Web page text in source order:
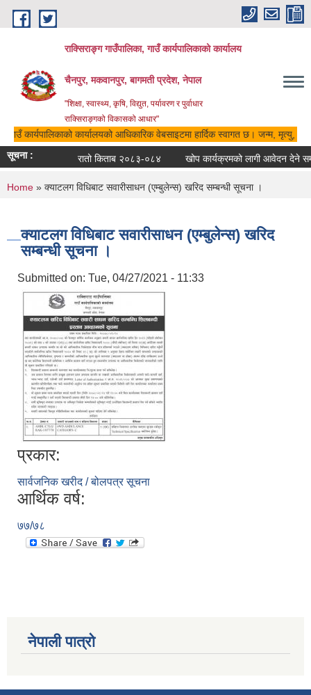
Skip to main content
राक्सिराङ्ग गाउँपालिका, गाउँ कार्यपालिकाको कार्यालय
चैनपुर, मकवानपुर, बागमती प्रदेश, नेपाल
"शिक्षा, स्वास्थ्य, कृषि, विद्युत, पर्यावरण र पुर्वाधार
राक्सिराङ्गको विकासको आधार"
गाउँ कार्यपालिकाको कार्यालयको आधिकारिक वेबसाइटमा हार्दिक स्वागत छ। जन्म, मृत्यु,
सूचना :
रातो किताब २०८३-०८४ खोप कार्यक्रमको लागी आवेदन देने
You are here
Home » क्याटलग विधिबाट सवारीसाधन (एम्बुलेन्स) खरिद सम्बन्धी सूचना ।
क्याटलग विधिबाट सवारीसाधन (एम्बुलेन्स) खरिद
सम्बन्धी सूचना ।
Submitted on: Tue, 04/27/2021 - 11:33
प्रकार:
सार्वजनिक खरीद / बोलपत्र सूचना
आर्थिक वर्ष:
७७/७८
नेपाली पात्रो